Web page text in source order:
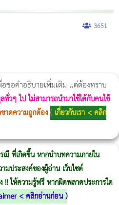
3651
ขอคำอธิบายเพิ่มเติม แต่ต้องทราบ
วๆ ไป ไม่สามารถนำมาใช้ได้กับคนไข้
าดความถูกต้อง( เกี่ยวกับเรา < คลิก
ณี ที่เกิดขึ้น หากนำบทความภายใน
มประสงค์ของผู้อ่าน เว็บไซต์
!! ให้ความรู้ฟรี หากผิดพลาดประการใด
< คลิกอ่านก่อน)